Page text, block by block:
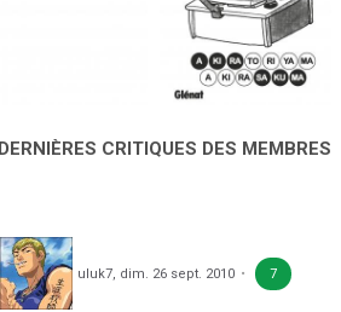
DERNIÈRES CRITIQUES DES MEMBRES
uluk7, dim. 26 sept. 2010 7